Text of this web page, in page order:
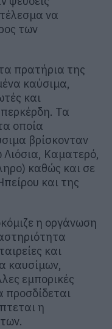
να
των
πρατήρια της
καύσιμα,
και
Τα
οποία
βρίσκονταν
Λιόσια, Καματερό,
καθώς και σε
και της
η οργάνωση
και
καυσίμων,
εμπορικές
προσδίδεται
η